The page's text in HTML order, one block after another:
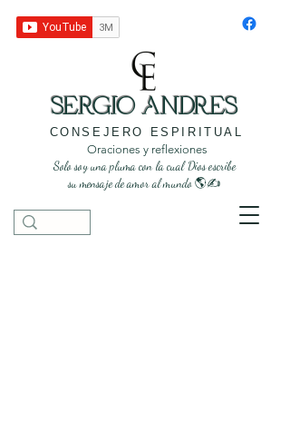
Oraciones y reflexiones
Solo soy una pluma con la cual Dios escribe
su mensaje de amor al mundo 🌎✍️
CONSEJERO ESPIRITUAL
SERGIO ANDRES